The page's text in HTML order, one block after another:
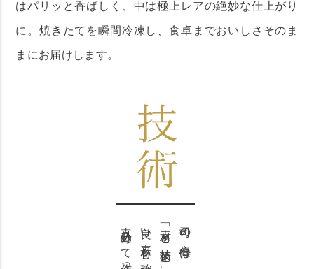
はパリッと香ばしく、中は極上レアの絶妙な仕上がり
に。焼きたてを瞬間冷凍し、食卓までおいしさそのま
まにお届けします。
司の心得は
「素材と技術と心」。